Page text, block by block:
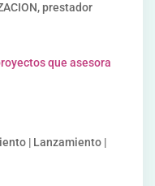
prestador
que asesora
| Lanzamiento |